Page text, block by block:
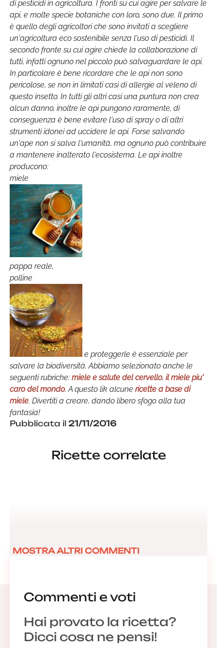
di pesticidi in agricoltura. I fronti su cui agire per salvare le
api, e molte specie botaniche con loro, sono due. Il primo
è quello degli agricoltori che sono invitati a scegliere
un'agricoltura eco sostenibile senza l'uso di pesticidi. Il
secondo fronte su cui agire chiede la collaborazione di
tutti, infatti ognuno nel piccolo può salvaguardare le api.
In particolare è bene ricordare che le api non sono
pericolose, se non in limitati casi di allergie al veleno di
questo insetto. In tutti gli altri casi una puntura non crea
alcun danno, inoltre le api pungono raramente, di
conseguenza è bene evitare l'uso di spray o di altri
strumenti idonei ad uccidere le api. Forse salvando
un'ape non si salva l'umanità, ma ognuno può contribuire
a mantenere inalterato l'ecosistema. Le api inoltre
producono:
miele
pappa reale,
polline
e proteggerle è essenziale per
salvare la biodiversità. Abbiamo selezionato anche le
seguenti rubriche: miele e salute del cervello, il miele piu'
caro del mondo. A questo lik alcune ricette a base di
miele. Divertiti a creare, dando libero sfogo alla tua
fantasia!
Pubblicata il 21/11/2016
Ricette correlate
Commenti e voti
Hai provato la ricetta?
Dicci cosa ne pensi!
MOSTRA ALTRI COMMENTI